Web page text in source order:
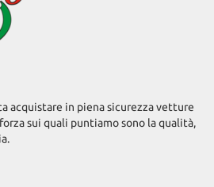
acquistare in piena sicurezza vetture
sui quali puntiamo sono la qualità,